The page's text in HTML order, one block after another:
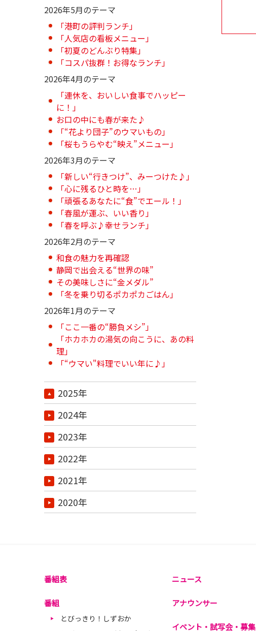
2026年5月のテーマ
「港町の評判ランチ」
「人気店の看板メニュー」
「初夏のどんぶり特集」
「コスパ抜群！お得なランチ」
2026年4月のテーマ
「連休を、おいしい食事でハッピー
に！」
お口の中にも春が来た♪
「“花より団子”のウマいもの」
「桜もうらやむ“映え”メニュー」
2026年3月のテーマ
「新しい“行きつけ”、みーつけた♪」
「心に残るひと時を…」
「頑張るあなたに“食”でエール！」
「春風が運ぶ、いい香り」
「春を呼ぶ♪幸せランチ」
2026年2月のテーマ
和食の魅力を再確認
静岡で出会える“世界の味”
その美味しさに“金メダル”
「冬を乗り切るポカポカごはん」
2026年1月のテーマ
「ここ一番の“勝負メシ”」
「ホカホカの湯気の向こうに、あの料
理」
「“ウマい"料理でいい年に♪」
2025年
2024年
2023年
2022年
2021年
2020年
番組表
番組
とびっきり！しずおか
ニュース
アナウンサー
イベント・試写会・募集